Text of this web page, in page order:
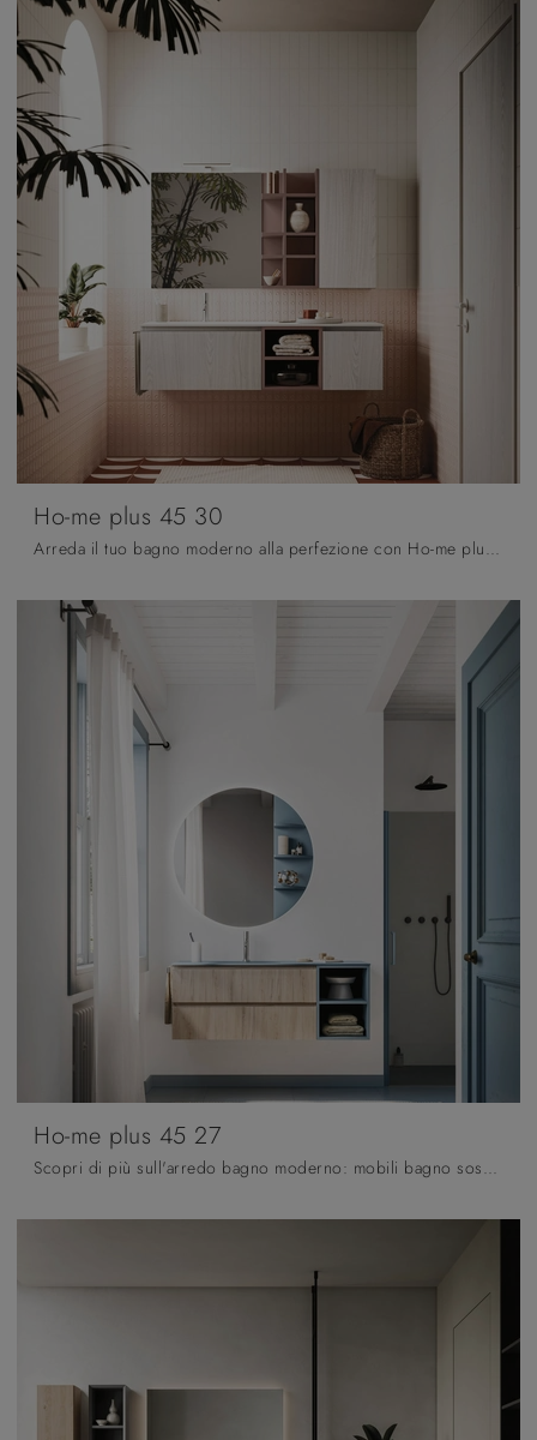
Ho-me plus 45 30
Arreda il tuo bagno moderno alla perfezione con Ho-me plus 45 30, mobili bagno sospesi e accessori in melaminico di Arbi.
Ho-me plus 45 27
Scopri di più sull'arredo bagno moderno: mobili bagno sospesi in melaminico come il modello Ho-me plus 45 27 di Arbi ti aspettano.